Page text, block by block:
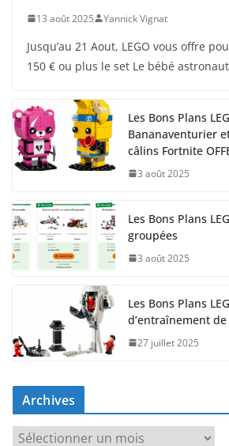
13 août 2025 Yannick Vignat
Jusqu’au 21 Aout, LEGO vous offre
150 € ou plus le set Le bébé
Les Bons Plans
Bananaventurier
câlins Fortnite
3 août 2025
Les Bons Plans
groupées
3 août 2025
Les Bons Plans
d’entraînement de
27 juillet 2025
Archives